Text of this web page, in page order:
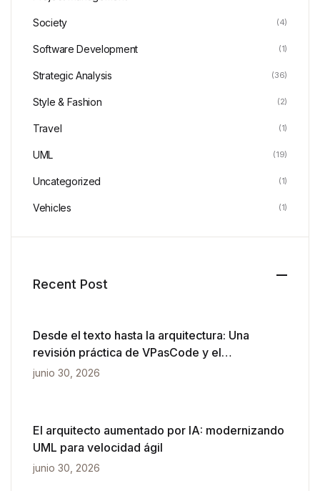
Society (4)
Software Development (1)
Strategic Analysis (36)
Style & Fashion (2)
Travel (1)
UML (19)
Uncategorized (1)
Vehicles (1)
Recent Post
Desde el texto hasta la arquitectura: Una
revisión práctica de VPasCode y el
diagramado impulsado por IA
junio 30, 2026
El arquitecto aumentado por IA: modernizando
UML para velocidad ágil
junio 30, 2026